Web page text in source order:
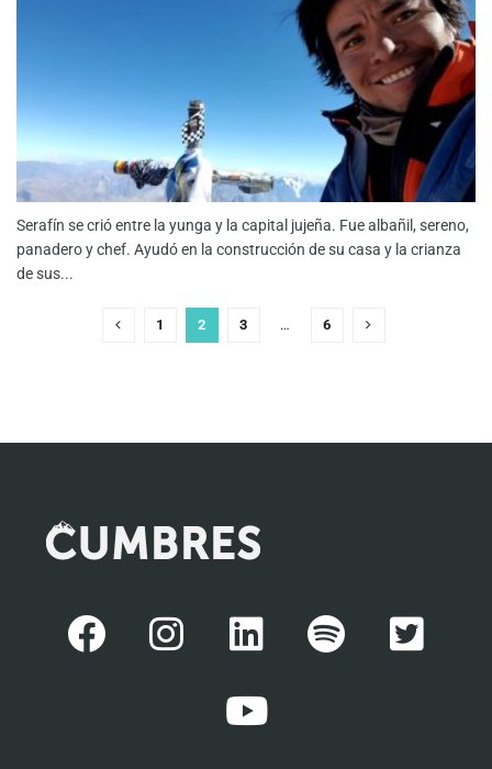
Serafín se crió entre la yunga y la capital jujeña. Fue albañil, sereno,
panadero y chef. Ayudó en la construcción de su casa y la crianza
de sus...
1 2 3 … 6